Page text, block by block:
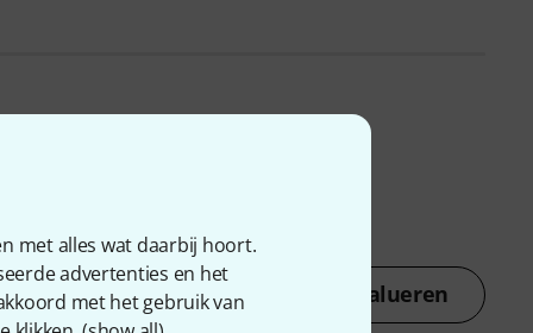
met alles wat daarbij hoort.
advertenties en het
met het gebruik van
Nu evalueren